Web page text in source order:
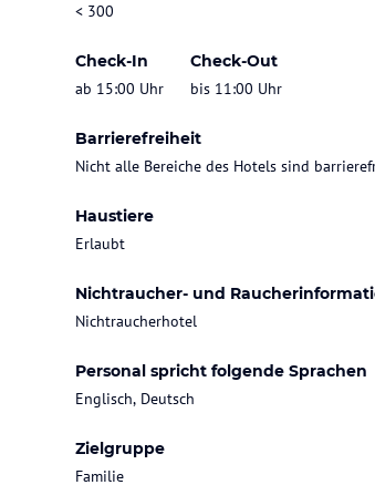
< 300
Check-In
ab 15:00 Uhr
Check-Out
bis 11:00 Uhr
Barrierefreiheit
Nicht alle Bereiche des Hotels sind
Haustiere
Erlaubt
Nichtraucher- und
Nichtraucherhotel
Personal spricht folgende Sprachen
Englisch, Deutsch
Zielgruppe
Familie